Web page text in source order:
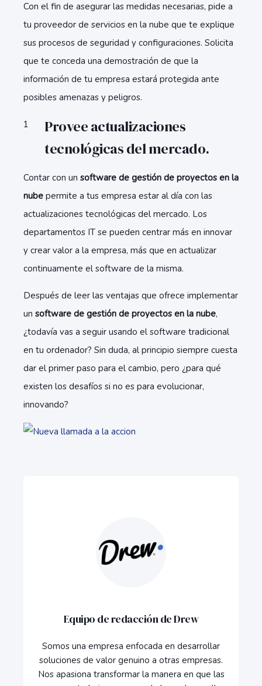
Con el fin de asegurar las medidas necesarias, pide a
tu proveedor de servicios en la nube que te explique
sus procesos de seguridad y configuraciones. Solicita
que te conceda una demostración de que la
información de tu empresa estará protegida ante
posibles amenazas y peligros.
Provee actualizaciones
tecnológicas del mercado.
Contar con un software de gestión de proyectos en la
nube permite a tus empresa estar al día con las
actualizaciones tecnológicas del mercado. Los
departamentos IT se pueden centrar más en innovar
y crear valor a la empresa, más que en actualizar
continuamente el software de la misma.
Después de leer las ventajas que ofrece implementar
un software de gestión de proyectos en la nube,
¿todavía vas a seguir usando el software tradicional
en tu ordenador? Sin duda, al principio siempre cuesta
dar el primer paso para el cambio, pero ¿para qué
existen los desafíos si no es para evolucionar,
innovando?
Equipo de redacción de Drew
Somos una empresa enfocada en desarrollar
soluciones de valor genuino a otras empresas.
Nos apasiona transformar la manera en que las